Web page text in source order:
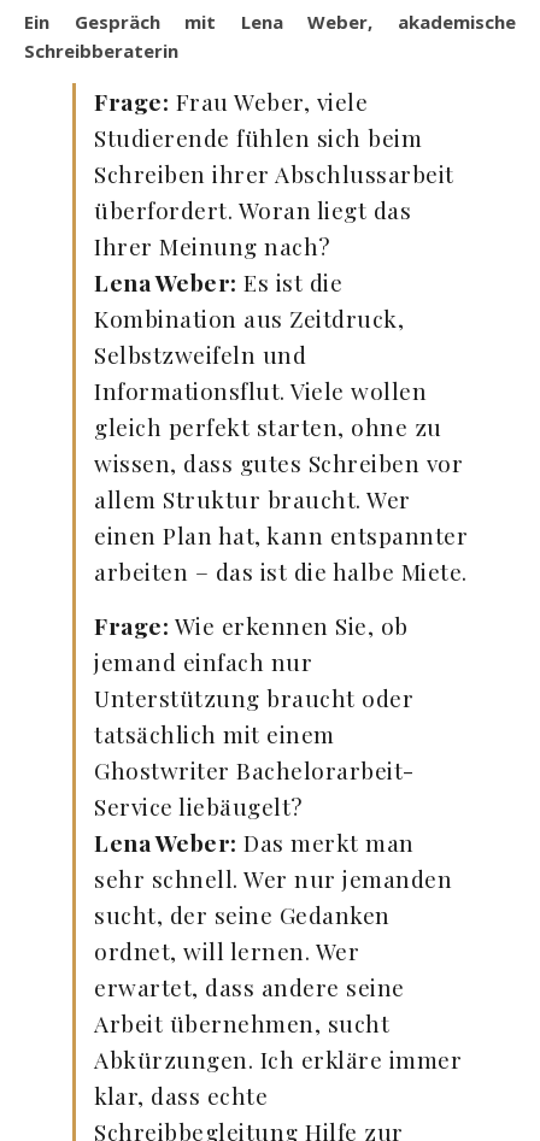
Ein Gespräch mit Lena Weber, akademische
Schreibberaterin
Frage: Frau Weber, viele
Studierende fühlen sich beim
Schreiben ihrer Abschlussarbeit
überfordert. Woran liegt das
Ihrer Meinung nach?
Lena Weber: Es ist die
Kombination aus Zeitdruck,
Selbstzweifeln und
Informationsflut. Viele wollen
gleich perfekt starten, ohne zu
wissen, dass gutes Schreiben vor
allem Struktur braucht. Wer
einen Plan hat, kann entspannter
arbeiten – das ist die halbe Miete.
Frage: Wie erkennen Sie, ob
jemand einfach nur
Unterstützung braucht oder
tatsächlich mit einem
Ghostwriter Bachelorarbeit-
Service liebäugelt?
Lena Weber: Das merkt man
sehr schnell. Wer nur jemanden
sucht, der seine Gedanken
ordnet, will lernen. Wer
erwartet, dass andere seine
Arbeit übernehmen, sucht
Abkürzungen. Ich erkläre immer
klar, dass echte
Schreibbegleitung Hilfe zur